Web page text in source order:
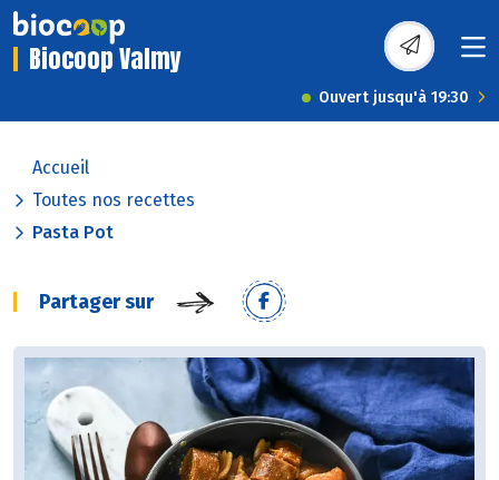
Biocoop Valmy
Ouvert jusqu'à 19:30
Accueil
Toutes nos recettes
Pasta Pot
Partager sur